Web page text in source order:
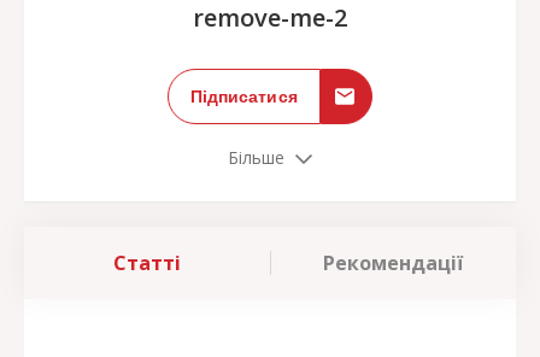
remove-me-2
Підписатися
Більше
Статті Рекомендації